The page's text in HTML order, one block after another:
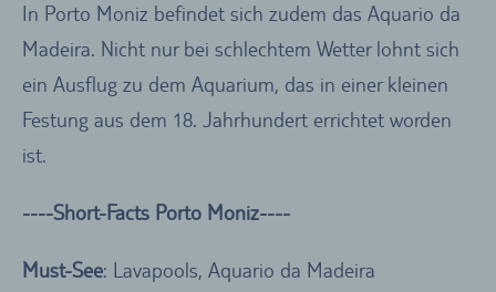
In Porto Moniz befindet sich zudem das Aquario da
Madeira. Nicht nur bei schlechtem Wetter lohnt sich
ein Ausflug zu dem Aquarium, das in einer kleinen
Festung aus dem 18. Jahrhundert errichtet worden
ist.
----Short-Facts Porto Moniz----
Must-See: Lavapools, Aquario da Madeira